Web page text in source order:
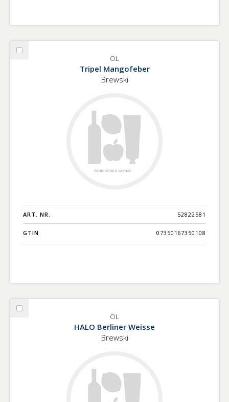
Välj
ÖL
Tripel Mangofeber
Brewski
ART. NR. 52822581
GTIN 07350167350108
Välj
ÖL
HALO Berliner Weisse
Brewski